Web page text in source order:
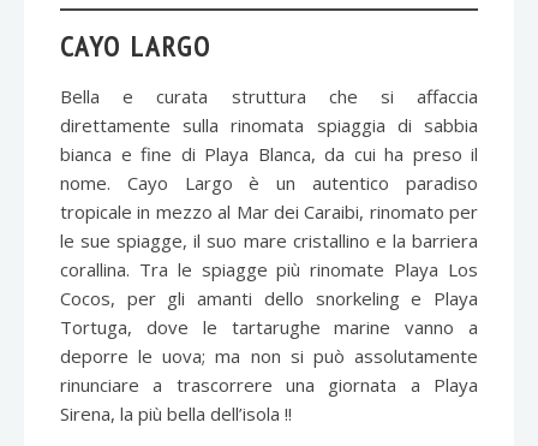
CAYO LARGO
Bella e curata struttura che si affaccia
direttamente sulla rinomata spiaggia di sabbia
bianca e fine di Playa Blanca, da cui ha preso il
nome. Cayo Largo è un autentico paradiso
tropicale in mezzo al Mar dei Caraibi, rinomato per
le sue spiagge, il suo mare cristallino e la barriera
corallina. Tra le spiagge più rinomate Playa Los
Cocos, per gli amanti dello snorkeling e Playa
Tortuga, dove le tartarughe marine vanno a
deporre le uova; ma non si può assolutamente
rinunciare a trascorrere una giornata a Playa
Sirena, la più bella dell’isola !!